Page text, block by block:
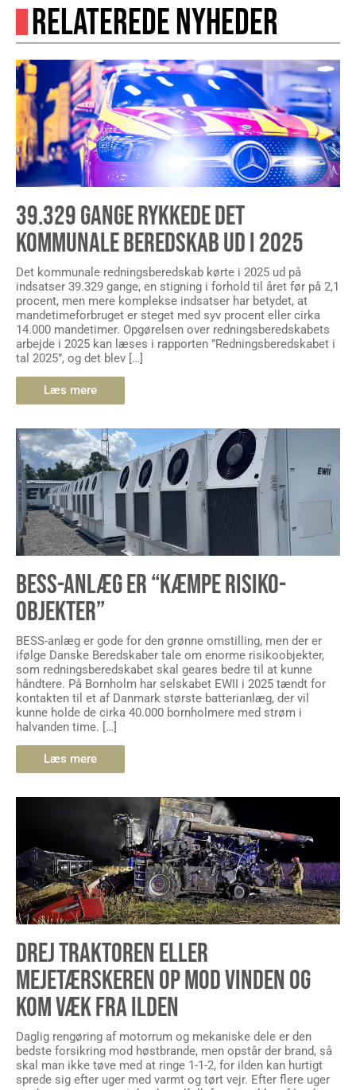
RELATEREDE NYHEDER
39.329 GANGE RYKKEDE DET
KOMMUNALE BEREDSKAB UD I 2025
Det kommunale redningsberedskab kørte i 2025 ud på
indsatser 39.329 gange, en stigning i forhold til året før på 2,1
procent, men mere komplekse indsatser har betydet, at
mandetimeforbruget er steget med syv procent eller cirka
14.000 mandetimer. Opgørelsen over redningsberedskabets
arbejde i 2025 kan læses i rapporten ”Redningsberedskabet i
tal 2025”, og det blev […]
Læs mere
BESS-ANLÆG ER “KÆMPE RISIKO-
OBJEKTER”
BESS-anlæg er gode for den grønne omstilling, men der er
ifølge Danske Beredskaber tale om enorme risikoobjekter,
som redningsberedskabet skal geares bedre til at kunne
håndtere. På Bornholm har selskabet EWII i 2025 tændt for
kontakten til et af Danmark største batterianlæg, der vil
kunne holde de cirka 40.000 bornholmere med strøm i
halvanden time. […]
Læs mere
DREJ TRAKTOREN ELLER
MEJETÆRSKEREN OP MOD VINDEN OG
KOM VÆK FRA ILDEN
Daglig rengøring af motorrum og mekaniske dele er den
bedste forsikring mod høstbrande, men opstår der brand, så
skal man ikke tøve med at ringe 1-1-2, for ilden kan hurtigt
sprede sig efter uger med varmt og tørt vejr. Efter flere uger